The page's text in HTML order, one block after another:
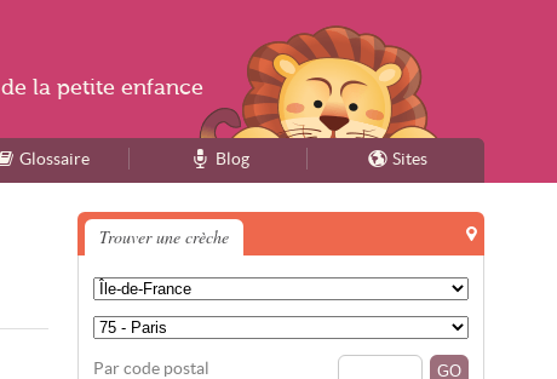
Glossaire Blog Sites
Trouver une crèche
Par code postal
de la petite enfance